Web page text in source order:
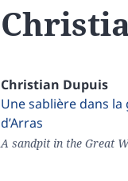
Christian Dupuis
Une sablière dans
d’Arras
A sandpit in the Great